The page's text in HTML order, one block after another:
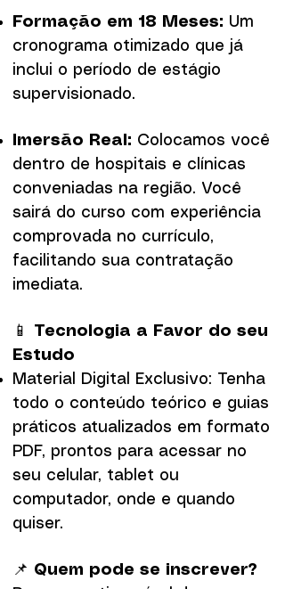
Formação em 18 Meses: Um
cronograma otimizado que já
inclui o período de estágio
supervisionado.
Imersão Real: Colocamos você
dentro de hospitais e clínicas
conveniadas na região. Você
sairá do curso com experiência
comprovada no currículo,
facilitando sua contratação
imediata.
📱 Tecnologia a Favor do seu
Estudo
Material Digital Exclusivo: Tenha
todo o conteúdo teórico e guias
práticos atualizados em formato
PDF, prontos para acessar no
seu celular, tablet ou
computador, onde e quando
quiser.
📌 Quem pode se inscrever?